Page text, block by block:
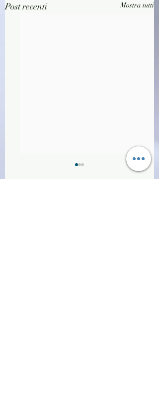
Post recenti Mostra tutti